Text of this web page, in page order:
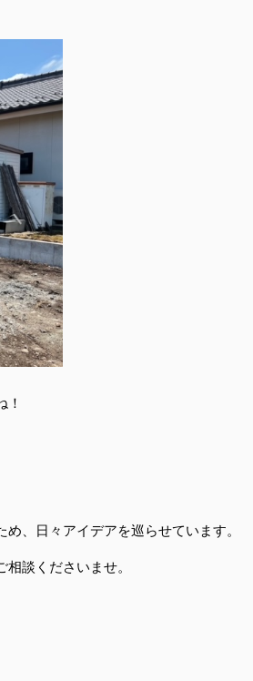
！
、日々アイデアを巡らせています。
談くださいませ。